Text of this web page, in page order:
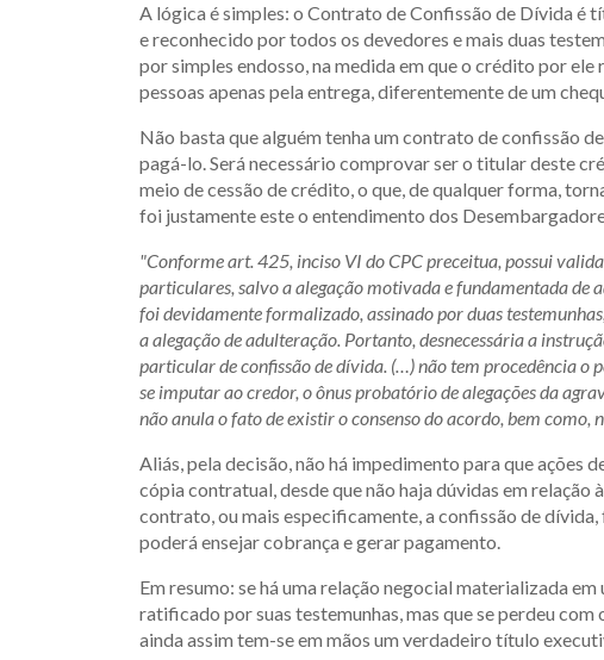
A lógica é simples: o Contrato de Confissão de Dívida é
e reconhecido por todos os devedores e mais duas
por simples endosso, na medida em que o crédito por
pessoas apenas pela entrega, diferentemente de um
Não basta que alguém tenha um contrato de confissão
pagá-lo. Será necessário comprovar ser o titular deste
meio de cessão de crédito, o que, de qualquer forma,
foi justamente este o entendimento dos
"Conforme art. 425, inciso VI do CPC preceitua, possui
particulares, salvo a alegação motivada e fundamentada de
foi devidamente formalizado, assinado por duas
a alegação de adulteração. Portanto, desnecessária a
particular de confissão de dívida. (…) não tem procedência o
se imputar ao credor, o ônus probatório de alegações da
não anula o fato de existir o consenso do acordo, bem
Aliás, pela decisão, não há impedimento para que ações
cópia contratual, desde que não haja dúvidas em relação
contrato, ou mais especificamente, a confissão de
poderá ensejar cobrança e gerar pagamento.
Em resumo: se há uma relação negocial materializada
ratificado por suas testemunhas, mas que se perdeu
ainda assim tem-se em mãos um verdadeiro título